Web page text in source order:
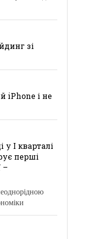
зі
iPhone і не
І кварталі
перші
–